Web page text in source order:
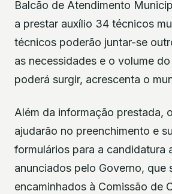
Balcão de Atendimento
a prestar auxílio 34 técnicos
técnicos poderão juntar-se
as necessidades e o volume
poderá surgir, acrescenta o
Além da informação prestada,
ajudarão no preenchimento e
formulários para a candidatura
anunciados pelo Governo, que
encaminhados à Comissão de